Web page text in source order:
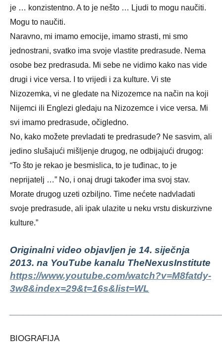
je … konzistentno. A to je nešto … Ljudi to mogu naučiti.
Mogu to naučiti.
Naravno, mi imamo emocije, imamo strasti, mi smo
jednostrani, svatko ima svoje vlastite predrasude. Nema
osobe bez predrasuda. Mi sebe ne vidimo kako nas vide
drugi i vice versa. I to vrijedi i za kulture. Vi ste
Nizozemka, vi ne gledate na Nizozemce na način na koji
Nijemci ili Englezi gledaju na Nizozemce i vice versa. Mi
svi imamo predrasude, očigledno.
No, kako možete prevladati te predrasude? Ne sasvim, ali
jedino slušajući mišljenje drugog, ne odbijajući drugog:
“To što je rekao je besmislica, to je tuđinac, to je
neprijatelj …” No, i onaj drugi također ima svoj stav.
Morate drugog uzeti ozbiljno. Time nećete nadvladati
svoje predrasude, ali ipak ulazite u neku vrstu diskurzivne
kulture.”
Originalni video objavljen je 14. siječnja
2013. na YouTube kanalu TheNexusInstitute
https://www.youtube.com/watch?v=M8fatdy-
3w8&index=29&t=16s&list=WL
BIOGRAFIJA